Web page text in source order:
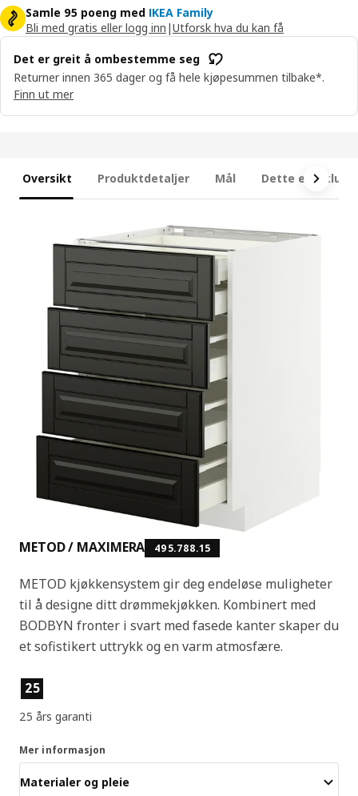
Samle 95 poeng med IKEA Family
Bli med gratis eller logg inn |Utforsk hva du kan få
Det er greit å ombestemme seg
Returner innen 365 dager og få hele kjøpesummen tilbake*.
Finn ut mer
Oversikt Produktdetaljer Mål Dette er
METOD / MAXIMERA 495.788.15
METOD kjøkkensystem gir deg endeløse muligheter
til å designe ditt drømmekjøkken. Kombinert med
BODBYN fronter i svart med fasede kanter skaper du
et sofistikert uttrykk og en varm atmosfære.
Produktfunksjoner
25
25 års garanti
Mer informasjon
Materialer og pleie